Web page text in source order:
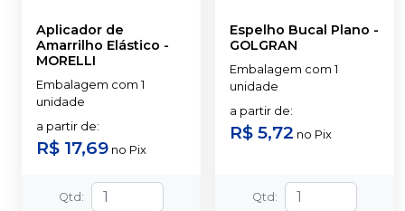
Aplicador de
Amarrilho Elástico -
MORELLI
Embalagem com 1
unidade
a partir de:
R$ 17,69 no Pix
Qtd :
Espelho Bucal Plano -
GOLGRAN
Embalagem com 1
unidade
a partir de:
R$ 5,72 no Pix
Qtd :